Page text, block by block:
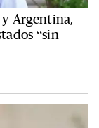
Argentina,
“sin